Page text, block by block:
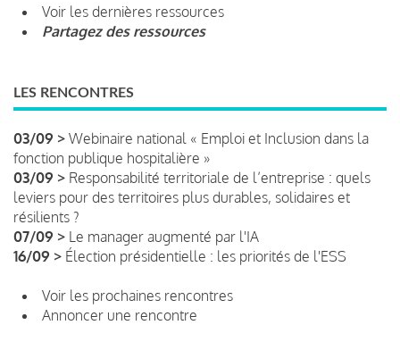
Voir les dernières ressources
Partagez des ressources
LES RENCONTRES
03/09 > Webinaire national « Emploi et Inclusion dans la
fonction publique hospitalière »
03/09 > Responsabilité territoriale de l’entreprise : quels
leviers pour des territoires plus durables, solidaires et
résilients ?
07/09 > Le manager augmenté par l'IA
16/09 > Élection présidentielle : les priorités de l'ESS
Voir les prochaines rencontres
Annoncer une rencontre